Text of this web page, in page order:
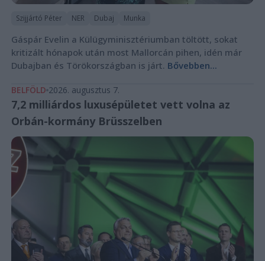
Szijjártó Péter NER Dubaj Munka
Gáspár Evelin a Külügyminisztériumban töltött, sokat
kritizált hónapok után most Mallorcán pihen, idén már
Dubajban és Törökországban is járt. Bővebben...
BELFÖLD 2026. augusztus 7.
7,2 milliárdos luxusépületet vett volna az
Orbán-kormány Brüsszelben